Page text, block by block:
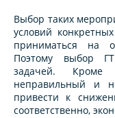
Выбор таких
условий
приниматься на
Поэтому выбор
задачей.
неправильный и
привести к
соответственно,